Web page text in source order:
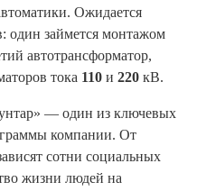
Ожидается
один займется монтажом
автотрансформатор,
тока 110 и 220 кВ.
— один из ключевых
компании. От
сотни социальных
жизни людей на